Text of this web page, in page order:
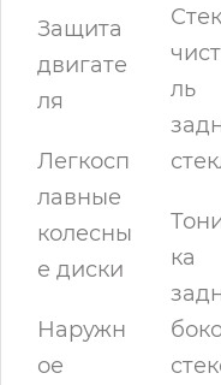
Защита
двигате
ля
Легкосп
лавные
колесны
е диски
Наружн
ое
ль
ка